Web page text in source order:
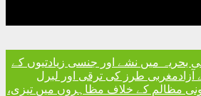
بحریہ میں نشے اور جنسی زیادتیوں کے
مغربی طرز کی ترقی اور لبرل
مظالم کے خلاف مظاہروں میں تیزی،